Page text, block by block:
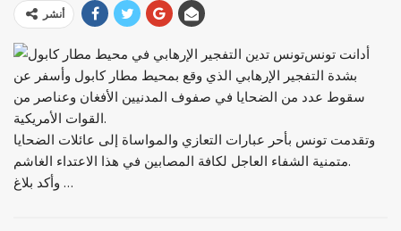
أنشر
أدانت تونس
بشدة التفجير الإرهابي الذي وقع بمحيط مطار كابول وأسفر عن
سقوط عدد من الضحايا في صفوف المدنيين الأفغان وعناصر من
القوات الأمريكية.
وتقدمت تونس بأحر عبارات التعازي والمواساة إلى عائلات الضحايا
متمنية الشفاء العاجل لكافة المصابين في هذا الاعتداء الغاشم.
وأكد بلاغ …